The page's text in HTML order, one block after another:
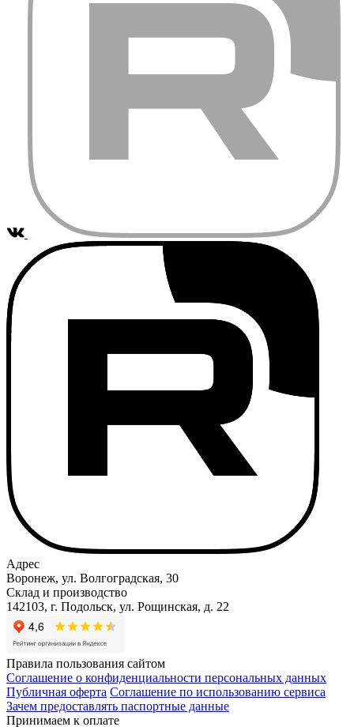
Адрес
Воронеж, ул. Волгоградская, 30
Склад и производство
142103, г. Подольск, ул. Рощинская, д. 22
Правила пользования сайтом
Соглашение о конфиденциальности персональных данных
Публичная оферта Соглашение по использованию сервиса
Зачем предоставлять паспортные данные
Принимаем к оплате